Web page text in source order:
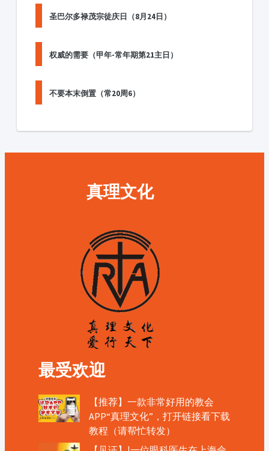
圣巴尔多禄茂宗徒庆日（8月24日）
权威的需要（甲年-常年期第21主日）
不要本末倒置（常20周6）
真理文化
最受欢迎
【推荐】一款非常好用的教会
APP“真理文化”，打开链接看下载
教程（请帮忙转发）